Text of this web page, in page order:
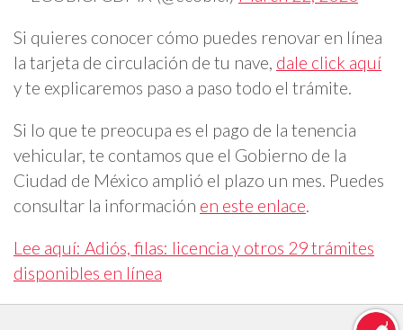
Si quieres conocer cómo puedes renovar en línea
la tarjeta de circulación de tu nave, dale click aquí
y te explicaremos paso a paso todo el trámite.
Si lo que te preocupa es el pago de la tenencia
vehicular, te contamos que el Gobierno de la
Ciudad de México amplió el plazo un mes. Puedes
consultar la información en este enlace.
Lee aquí: Adiós, filas: licencia y otros 29 trámites
disponibles en línea